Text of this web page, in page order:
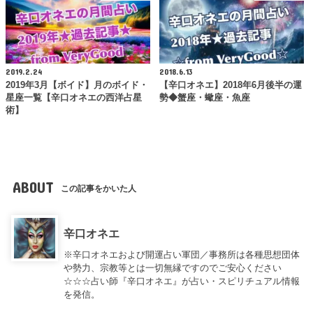
2019.2.24
2019年3月【ボイド】月のボイド・
星座一覧【辛口オネエの西洋占星
術】
2018.6.13
【辛口オネエ】2018年6月後半の運
勢◆蟹座・蠍座・魚座
ABOUT この記事をかいた人
辛口オネエ
※辛口オネエおよび開運占い軍団／事務所は各種思想団体
や勢力、宗教等とは一切無縁ですのでご安心ください
☆☆☆占い師『辛口オネエ』が占い・スピリチュアル情報
を発信。